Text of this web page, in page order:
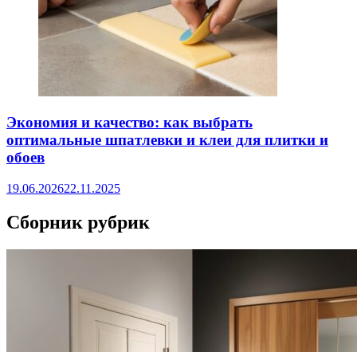
Экономия и качество: как выбрать
оптимальные шпатлевки и клеи для плитки и
обоев
19.06.202622.11.2025
Сборник рубрик